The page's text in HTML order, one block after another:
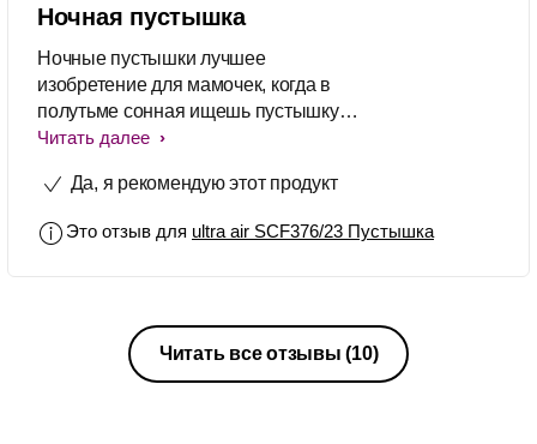
Ночная пустышка
Ночные пустышки лучшее
изобретение для мамочек, когда в
полутьме сонная ищешь пустышку
по всей кроватке - это то еще
проблему с ночной серий, за что им
Читать далее
Да, я рекомендую этот продукт
Это отзыв для ultra air SCF376/23 Пустышка
Читать все отзывы(10)